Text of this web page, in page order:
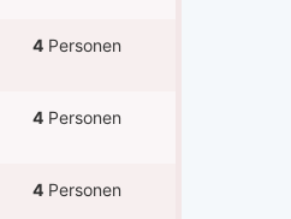
4Personen
4Personen
4Personen